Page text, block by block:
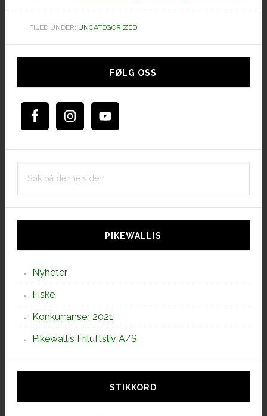
FILED UNDER: UNCATEGORIZED
Hoved
FØLG OSS
PIKEWALLIS
Nyheter
Fiske
Konkurranser 2021
Pikewallis Friluftsliv A/S
STIKKORD